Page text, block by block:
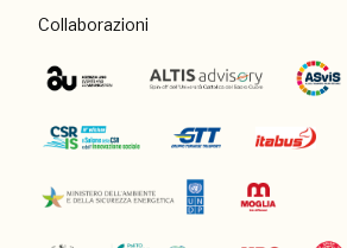
Collaborazioni